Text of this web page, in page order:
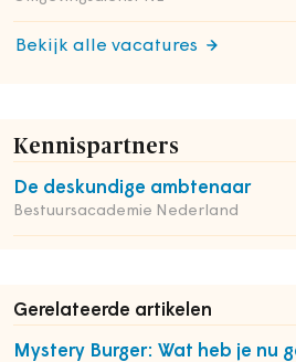
Bekijk alle vacatures
Kennispartners
De deskundige ambtenaar
Bestuursacademie Nederland
Gerelateerde artikelen
Mystery Burger: Wat heb je nu